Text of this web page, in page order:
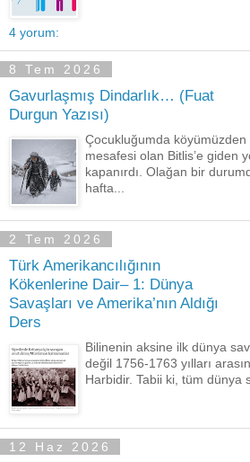
4 yorum:
8 Tem 2026
Gavurlaşmış Dindarlık… (Fuat
Durgun Yazısı)
Çocukluğumda köyümüzden
mesafesi olan Bitlis’e giden
kapanırdı. Olağan bir
hafta...
2 Tem 2026
Türk Amerikancılığının
Kökenlerine Dair– 1: Dünya
Savaşları ve Amerika’nın Aldığı
Ders
Bilinenin aksine ilk dünya
değil 1756-1763 yılları
Harbidir. Tabii ki, tüm dünya
12 Haz 2026